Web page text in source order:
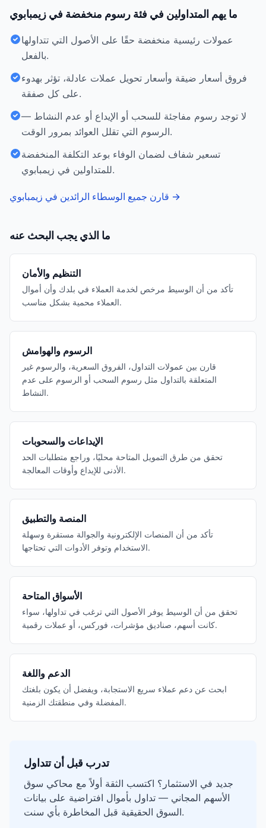
ما يهم المتداولين في فئة رسوم منخفضة في زيمبابوي
عمولات رئيسية منخفضة حقًا على الأصول التي تتداولها
بالفعل.
فروق أسعار ضيقة وأسعار تحويل عملات عادلة، تؤثر بهدوء
على كل صفقة.
لا توجد رسوم مفاجئة للسحب أو الإيداع أو عدم النشاط —
الرسوم التي تقلل العوائد بمرور الوقت.
تسعير شفاف لضمان الوفاء بوعد التكلفة المنخفضة
للمتداولين في زيمبابوي.
قارن جميع الوسطاء الرائدين في زيمبابوي →
ما الذي يجب البحث عنه
التنظيم والأمان
تأكد من أن الوسيط مرخص لخدمة العملاء في بلدك وأن أموال
العملاء محمية بشكل مناسب.
الرسوم والهوامش
قارن بين عمولات التداول، الفروق السعرية، والرسوم غير
المتعلقة بالتداول مثل رسوم السحب أو الرسوم على عدم
النشاط.
الإيداعات والسحوبات
تحقق من طرق التمويل المتاحة محليًا، وراجع متطلبات الحد
الأدنى للإيداع وأوقات المعالجة.
المنصة والتطبيق
تأكد من أن المنصات الإلكترونية والجوالة مستقرة وسهلة
الاستخدام وتوفر الأدوات التي تحتاجها.
الأسواق المتاحة
تحقق من أن الوسيط يوفر الأصول التي ترغب في تداولها، سواء
كانت أسهم، صناديق مؤشرات، فوركس، أو عملات رقمية.
الدعم واللغة
ابحث عن دعم عملاء سريع الاستجابة، ويفضل أن يكون بلغتك
المفضلة وفي منطقتك الزمنية.
تدرب قبل أن تتداول
جديد في الاستثمار؟ اكتسب الثقة أولاً مع محاكي سوق
الأسهم المجاني — تداول بأموال افتراضية على بيانات
السوق الحقيقية قبل المخاطرة بأي سنت.